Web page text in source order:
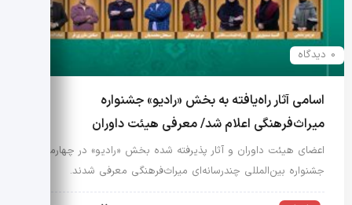
0 دیدگاه
اسامی آثار راه‌یافته به بخش «رادیو» جشنواره
میراث‌فرهنگی اعلام شد/ معرفی هیئت داوران
اعضای هیئت داوران و آثار پذیرفته شده بخش «رادیو» در چهارمین
جشنواره بین‌المللی چندرسانه‌ای میراث‌فرهنگی معرفی شدند.